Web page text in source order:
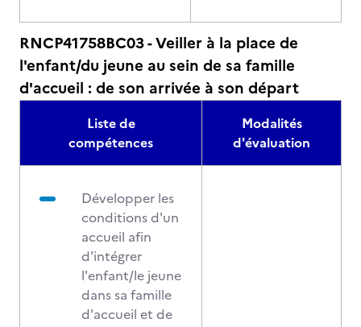
RNCP41758BC03 - Veiller à la place de
l'enfant/du jeune au sein de sa famille
d'accueil : de son arrivée à son départ
Liste de
compétences
Modalités
d'évaluation
Développer les
conditions d'un
accueil afin
d'intégrer
l'enfant/le jeune
dans sa famille
d'accueil et de